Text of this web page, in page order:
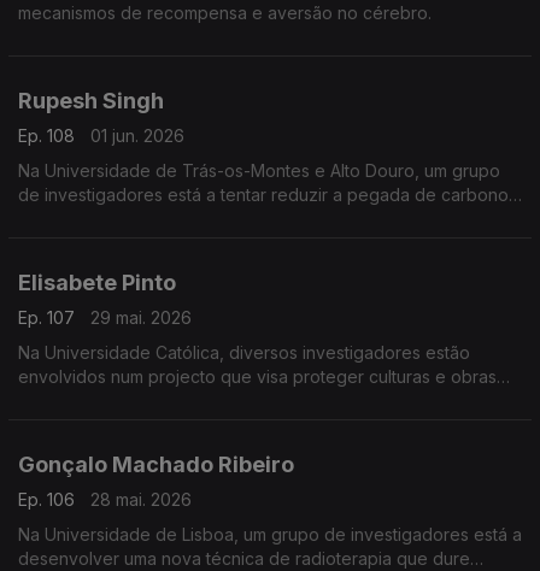
mecanismos de recompensa e aversão no cérebro.
Rupesh Singh
Ep. 108
01 jun. 2026
Na Universidade de Trás-os-Montes e Alto Douro, um grupo
de investigadores está a tentar reduzir a pegada de carbono
Elisabete Pinto
Ep. 107
29 mai. 2026
Na Universidade Católica, diversos investigadores estão
envolvidos num projecto que visa proteger culturas e obras
Gonçalo Machado Ribeiro
Ep. 106
28 mai. 2026
Na Universidade de Lisboa, um grupo de investigadores está a
desenvolver uma nova técnica de radioterapia que dure